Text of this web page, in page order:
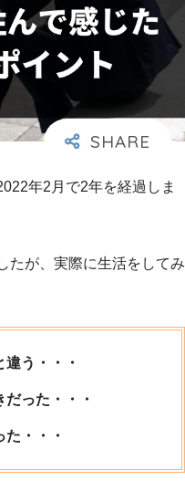
年2月で2年を経過しま
たが、実際に生活をしてみ
う・・・
った・・・
・・・